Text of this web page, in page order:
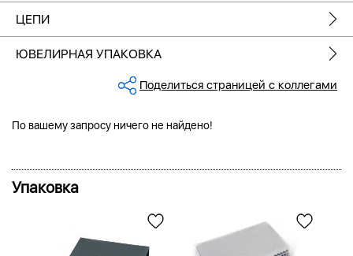
ЦЕПИ
ЮВЕЛИРНАЯ УПАКОВКА
Поделиться страницей с коллегами
По вашему запросу ничего не найдено!
Упаковка